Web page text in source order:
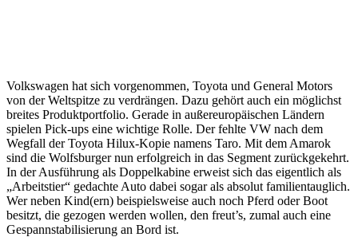
Volkswagen hat sich vorgenommen, Toyota und General Motors
von der Weltspitze zu verdrängen. Dazu gehört auch ein möglichst
breites Produktportfolio. Gerade in außereuropäischen Ländern
spielen Pick-ups eine wichtige Rolle. Der fehlte VW nach dem
Wegfall der Toyota Hilux-Kopie namens Taro. Mit dem Amarok
sind die Wolfsburger nun erfolgreich in das Segment zurückgekehrt.
In der Ausführung als Doppelkabine erweist sich das eigentlich als
„Arbeitstier“ gedachte Auto dabei sogar als absolut familientauglich.
Wer neben Kind(ern) beispielsweise auch noch Pferd oder Boot
besitzt, die gezogen werden wollen, den freut’s, zumal auch eine
Gespannstabilisierung an Bord ist.